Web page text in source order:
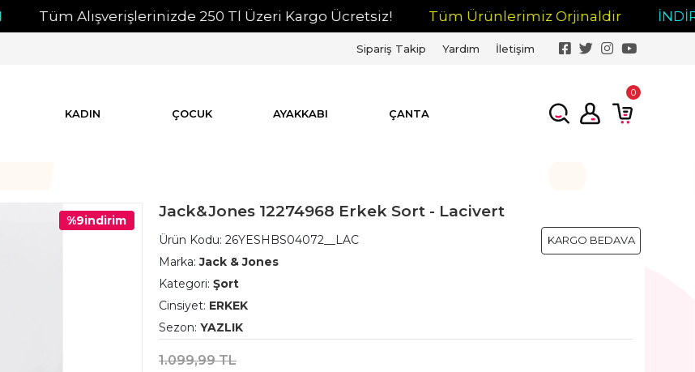
Tüm Alışverişlerinizde 250 Tl Üzeri Kargo Ücretsiz! Tüm Ürünlerimiz Orjinaldir İNDİRİM
Sipariş Takip Yardım İletişim
KADIN ÇOCUK AYAKKABI ÇANTA
0
%9indirim Jack&Jones 12274968 Erkek Sort - Lacivert
KARGO BEDAVA
Ürün Kodu: 26YESHBS04072__LAC
Marka:Jack & Jones
Kategori: Şort
Cinsiyet: ERKEK
Sezon: YAZLIK
1.099,99 TL